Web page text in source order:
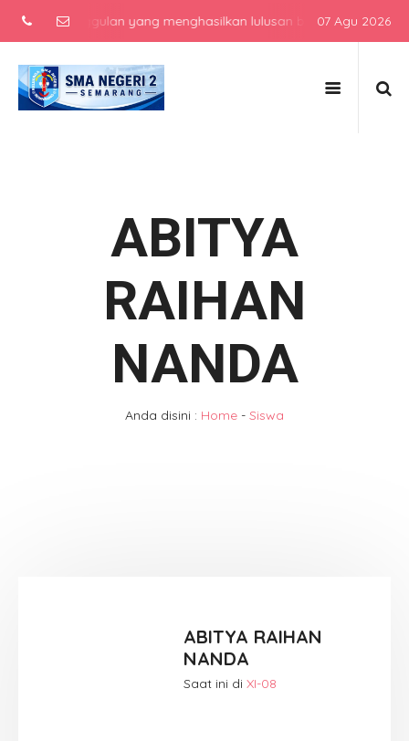
atas unggulan yang menghasilkan lulusan berkarakter,
07 Agu 2026
ABITYA
RAIHAN
NANDA
Anda disini : Home - Siswa
ABITYA RAIHAN
NANDA
Saat ini diXI-08